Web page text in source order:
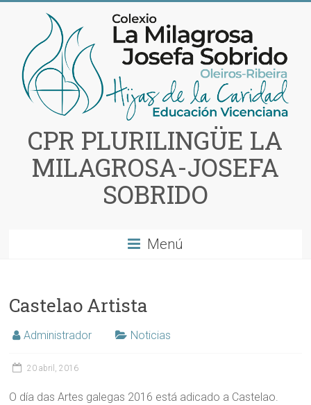
contenido
CPR PLURILINGÜE LA
MILAGROSA-JOSEFA
SOBRIDO
Menú
Castelao Artista
Administrador Noticias
20 abril, 2016
O día das Artes galegas 2016 está adicado a Castelao.